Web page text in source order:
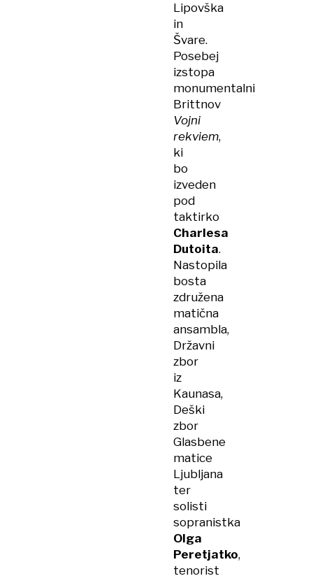
Lipovška
in
Švare.
Posebej
izstopa
monumentalni
Brittnov
Vojni
rekviem,
ki
bo
izveden
pod
taktirko
Charlesa
Dutoita.
Nastopila
bosta
združena
matična
ansambla,
Državni
zbor
iz
Kaunasa,
Deški
zbor
Glasbene
matice
Ljubljana
ter
solisti
sopranistka
Olga
Peretjatko,
tenorist